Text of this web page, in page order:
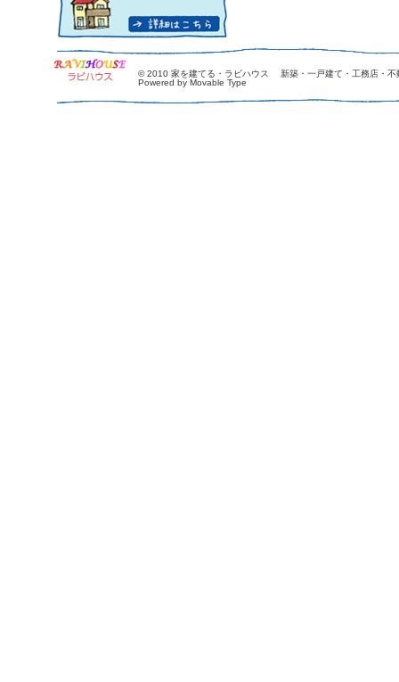
© 2010 家を建てる・ラビハウス 新築・一戸建て・工務店・不
Powered by Movable Type